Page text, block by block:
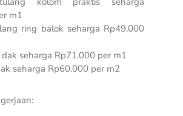
m1
ring balok seharga Rp49.000
seharga Rp71.000 per m1
seharga Rp60.000 per m2